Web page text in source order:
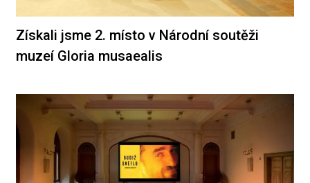
Získali jsme 2. místo v Národní soutěži
muzeí Gloria musaealis